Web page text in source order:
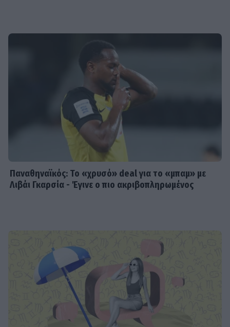
Παναθηναϊκός: Το «χρυσό» deal για το «μπαμ» με
Λιβάι Γκαρσία - Έγινε ο πιο ακριβοπληρωμένος